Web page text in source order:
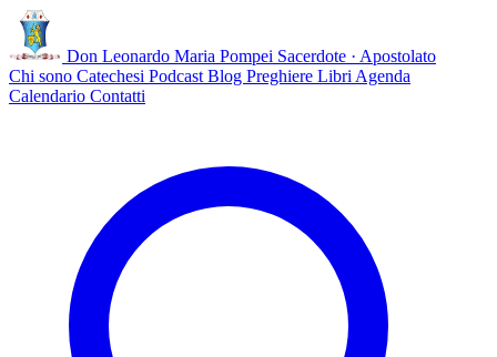
Don Leonardo Maria Pompei Sacerdote · Apostolato
Chi sono Catechesi Podcast Blog Preghiere Libri Agenda
Calendario Contatti